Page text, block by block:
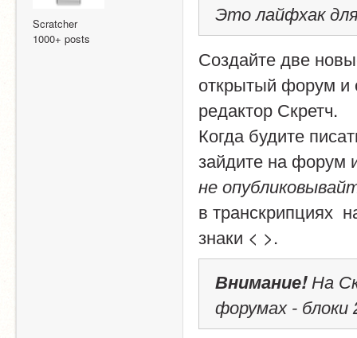
Scratcher
1000+ posts
Это лайфхак
Создайте две
открытый форум и
редактор Скретч.
Когда будите
зайдите на форум
не
в транскрипциях
знаки < >.
Внимание! На
форумах - блоки